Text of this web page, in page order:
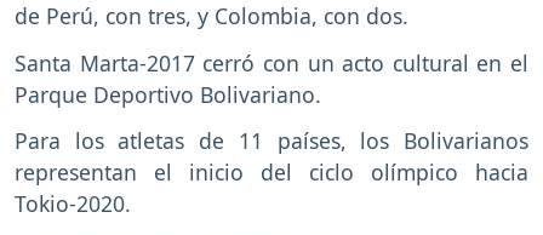
de Perú, con tres, y Colombia, con dos.
Santa Marta-2017 cerró con un acto cultural en el
Parque Deportivo Bolivariano.
Para los atletas de 11 países, los Bolivarianos
representan el inicio del ciclo olímpico hacia
Tokio-2020.